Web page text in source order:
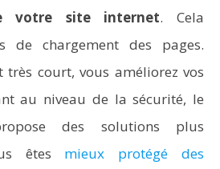
votre site internet. Cela
de chargement des pages.
très court, vous améliorez vos
au niveau de la sécurité, le
des solutions plus
êtes mieux protégé des